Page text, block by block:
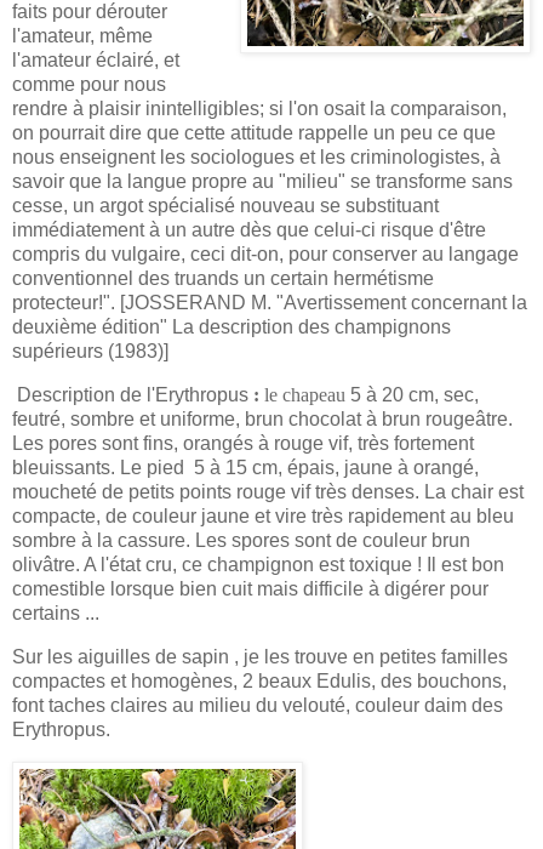
faits pour dérouter
l'amateur, même
l'amateur éclairé, et
comme pour nous
rendre à plaisir inintelligibles; si l'on osait la comparaison,
on pourrait dire que cette attitude rappelle un peu ce que
nous enseignent les sociologues et les criminologistes, à
savoir que la langue propre au "milieu" se transforme sans
cesse, un argot spécialisé nouveau se substituant
immédiatement à un autre dès que celui-ci risque d'être
compris du vulgaire, ceci dit-on, pour conserver au langage
conventionnel des truands un certain hermétisme
protecteur!". [JOSSERAND M. "Avertissement concernant la
deuxième édition" La description des champignons
supérieurs (1983)]
Description de l'Erythropus : le chapeau 5 à 20 cm, sec,
feutré, sombre et uniforme, brun chocolat à brun rougeâtre.
Les pores sont fins, orangés à rouge vif, très fortement
bleuissants. Le pied 5 à 15 cm, épais, jaune à orangé,
moucheté de petits points rouge vif très denses. La chair est
compacte, de couleur jaune et vire très rapidement au bleu
sombre à la cassure. Les spores sont de couleur brun
olivâtre. A l'état cru, ce champignon est toxique ! Il est bon
comestible lorsque bien cuit mais difficile à digérer pour
certains ...
Sur les aiguilles de sapin , je les trouve en petites familles
compactes et homogènes, 2 beaux Edulis, des bouchons,
font taches claires au milieu du velouté, couleur daim des
Erythropus.